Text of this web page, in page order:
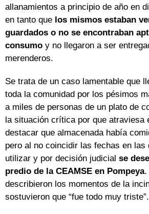
allanamientos a principio de año en
en tanto que los mismos estaban
guardados o no se encontraban
consumo y no llegaron a ser
merenderos.
Se trata de un caso lamentable que
toda la comunidad por los pésimos
a miles de personas de un plato de
la situación crítica por que atraviesa
destacar que almacenada había
pero al no coincidir las fechas en las
utilizar y por decisión judicial se
predio de la CEAMSE en Pompeya.
describieron los momentos de la
sostuvieron que “fue todo muy triste”.